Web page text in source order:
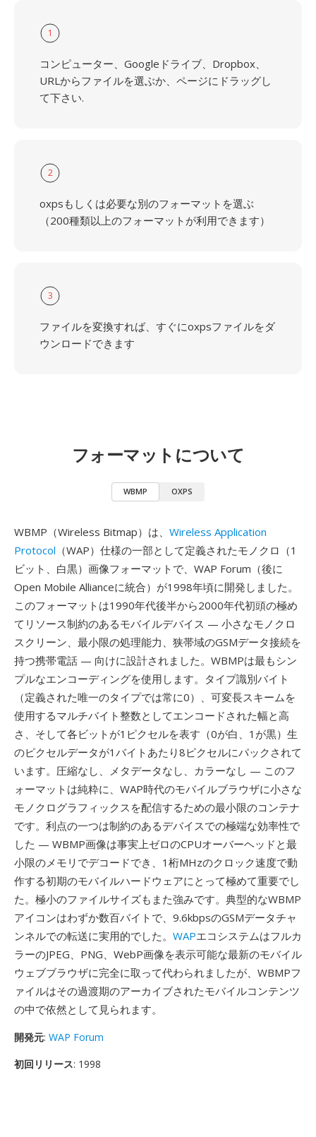
1
コンピューター、Googleドライブ、Dropbox、
URLからファイルを選ぶか、ページにドラッグし
て下さい.
2
oxpsもしくは必要な別のフォーマットを選ぶ
（200種類以上のフォーマットが利用できます）
3
ファイルを変換すれば、すぐにoxpsファイルをダ
ウンロードできます
フォーマットについて
WBMP OXPS
WBMP（Wireless Bitmap）は、 Wireless Application
Protocol （WAP）仕様の一部として定義されたモノクロ（1
ビット、白黒）画像フォーマットで、WAP Forum（後に
Open Mobile Allianceに統合）が1998年頃に開発しました。
このフォーマットは1990年代後半から2000年代初頭の極め
てリソース制約のあるモバイルデバイス — 小さなモノクロ
スクリーン、最小限の処理能力、狭帯域のGSMデータ接続を
持つ携帯電話 — 向けに設計されました。WBMPは最もシン
プルなエンコーディングを使用します。タイプ識別バイト
（定義された唯一のタイプでは常に0）、可変長スキームを
使用するマルチバイト整数としてエンコードされた幅と高
さ、そして各ビットが1ピクセルを表す（0が白、1が黒）生
のピクセルデータが1バイトあたり8ピクセルにパックされて
います。圧縮なし、メタデータなし、カラーなし — このフ
ォーマットは純粋に、WAP時代のモバイルブラウザに小さな
モノクログラフィックスを配信するための最小限のコンテナ
です。利点の一つは制約のあるデバイスでの極端な効率性で
した — WBMP画像は事実上ゼロのCPUオーバーヘッドと最
小限のメモリでデコードでき、1桁MHzのクロック速度で動
作する初期のモバイルハードウェアにとって極めて重要でし
た。極小のファイルサイズもまた強みです。典型的なWBMP
アイコンはわずか数百バイトで、9.6kbpsのGSMデータチャ
ンネルでの転送に実用的でした。 WAPエコシステムはフルカ
ラーのJPEG、PNG、WebP画像を表示可能な最新のモバイル
ウェブブラウザに完全に取って代わられましたが、WBMPフ
ァイルはその過渡期のアーカイブされたモバイルコンテンツ
の中で依然として見られます。
開発元: WAP Forum
初回リリース: 1998